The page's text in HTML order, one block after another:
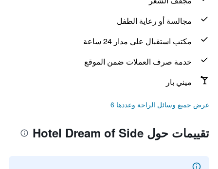
مجالسة أو رعاية الطفل
مكتب استقبال على مدار 24 ساعة
خدمة صرف العملات ضمن الموقع
ميني بار
عرض جميع وسائل الراحة وعددها 6
تقييمات حول Hotel Dream of Side